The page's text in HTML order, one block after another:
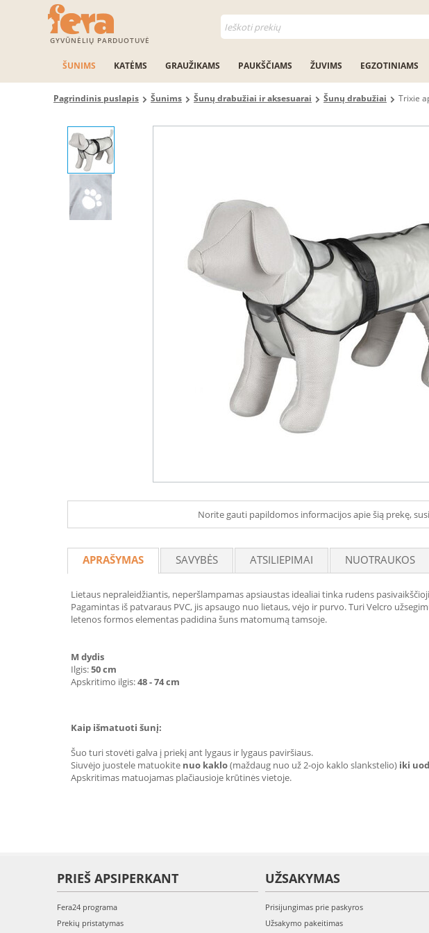
GYVŪNĖLIŲ PARDUOTUVĖ
ŠUNIMS KATĖMS GRAUŽIKAMS PAUKŠČIAMS ŽUVIMS EGZOTINIAMS
Pagrindinis puslapis Šunims Šunų drabužiai ir aksesuarai Šunų drabužiai Trixie
Norite gauti papildomos informacijos apie šią prekę,
APRAŠYMAS SAVYBĖS ATSILIEPIMAI NUOTRAUKOS
Lietaus nepraleidžiantis, neperšlampamas apsiaustas idealiai tinka rudens
Pagamintas iš patvaraus PVC, jis apsaugo nuo lietaus, vėjo ir purvo. Turi Velcro
letenos formos elementas padidina šuns matomumą tamsoje.
M dydis
Ilgis:50 cm
Apskritimo ilgis:48 - 74 cm
Kaip išmatuoti šunį:
Šuo turi stovėti galva į priekį ant lygaus ir lygaus paviršiaus.
Siuvėjo juostele matuokite nuo kaklo(maždaug nuo už 2-ojo kaklo slankstelio) iki
Apskritimas matuojamas plačiausioje krūtinės vietoje.
PRIEŠ APSIPERKANT
Fera24 programa
Prekių pristatymas
UŽSAKYMAS
Prisijungimas prie paskyros
Užsakymo pakeitimas